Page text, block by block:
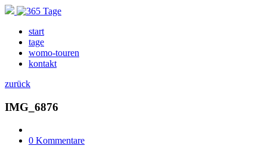
start
tage
womo-touren
kontakt
zurück
IMG_6876
0 Kommentare